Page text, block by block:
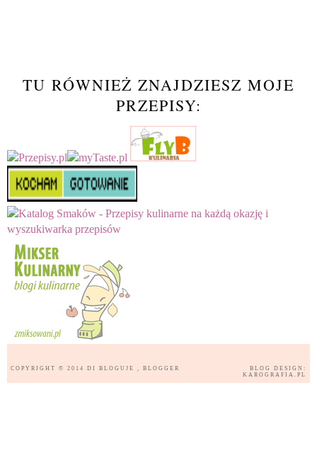
TU RÓWNIEŻ ZNAJDZIESZ MOJE
PRZEPISY:
COPYRIGHT © 2014 DI BLOGUJE , BLOGGER
BLOG DESIGN:
KAROGRAFIA.PL